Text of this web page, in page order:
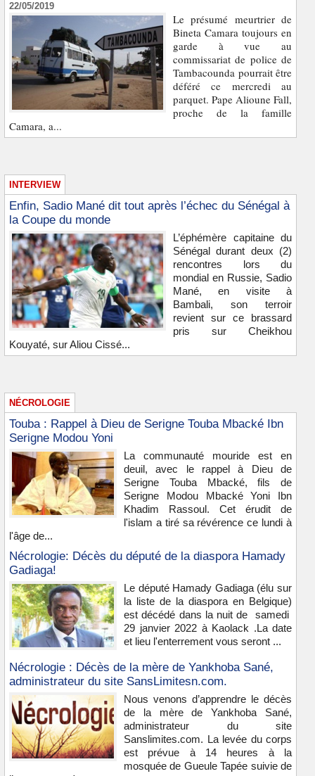
22/05/2019
Le présumé meurtrier de
Bineta Camara toujours en
garde à vue au
commissariat de police de
Tambacounda pourrait être
déféré ce mercredi au
parquet. Pape Alioune Fall,
proche de la famille
Camara, a...
INTERVIEW
Enfin, Sadio Mané dit tout après l’échec du Sénégal à
la Coupe du monde
L’éphémère capitaine du
Sénégal durant deux (2)
rencontres lors du
mondial en Russie, Sadio
Mané, en visite à
Bambali, son terroir
revient sur ce brassard
pris sur Cheikhou
Kouyaté, sur Aliou Cissé...
NÉCROLOGIE
Touba : Rappel à Dieu de Serigne Touba Mbacké Ibn
Serigne Modou Yoni
La communauté mouride est en
deuil, avec le rappel à Dieu de
Serigne Touba Mbacké, fils de
Serigne Modou Mbacké Yoni Ibn
Khadim Rassoul. Cet érudit de
l'islam a tiré sa révérence ce lundi à
l'âge de...
Nécrologie: Décès du député de la diaspora Hamady
Gadiaga!
Le député Hamady Gadiaga (élu sur
la liste de la diaspora en Belgique)
est décédé dans la nuit de samedi
29 janvier 2022 à Kaolack .La date
et lieu l'enterrement vous seront ...
Nécrologie : Décès de la mère de Yankhoba Sané,
administrateur du site SansLimitesn.com.
Nous venons d’apprendre le décès
de la mère de Yankhoba Sané,
administrateur du site
Sanslimites.com. La levée du corps
est prévue à 14 heures à la
mosquée de Gueule Tapée suivie de